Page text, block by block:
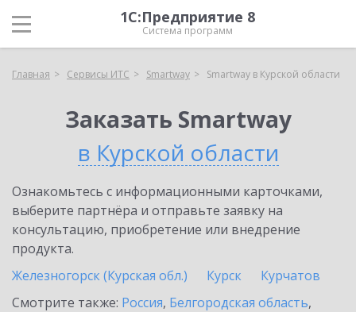
1С:Предприятие 8
Система программ
Главная Сервисы ИТС Smartway Smartway в Курской области
Заказать Smartway
в Курской области
Ознакомьтесь с информационными карточками,
выберите партнёра и отправьте заявку на
консультацию, приобретение или внедрение
продукта.
Железногорск (Курская обл.)
Курск
Курчатов
Смотрите также: Россия, Белгородская область,